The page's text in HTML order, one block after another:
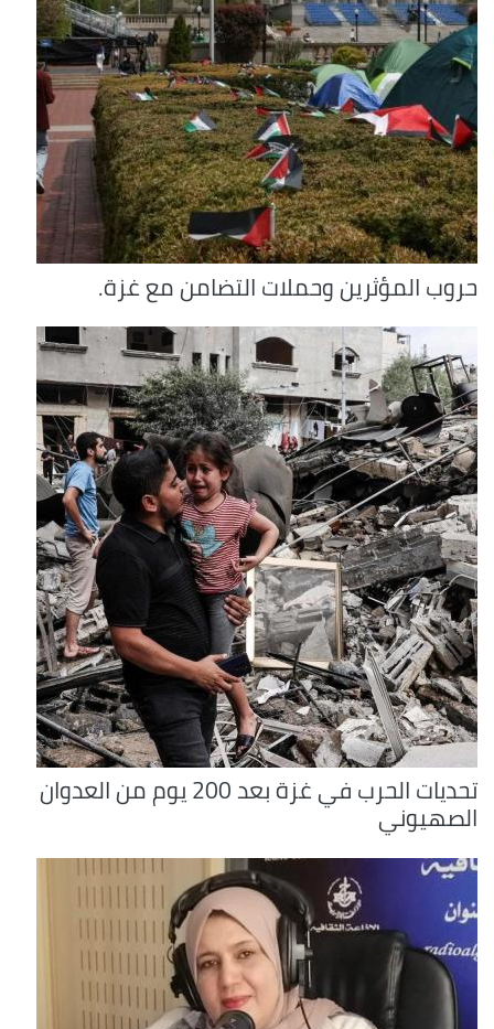
حروب المؤثرين وحملات التضامن مع غزة.
تحديات الحرب في غزة بعد 200 يوم من العدوان
الصهيوني